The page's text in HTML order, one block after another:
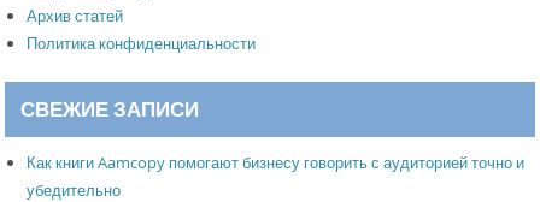
Архив статей
Политика конфиденциальности
СВЕЖИЕ ЗАПИСИ
Как книги Aamcopy помогают бизнесу говорить с аудиторией точно и
убедительно